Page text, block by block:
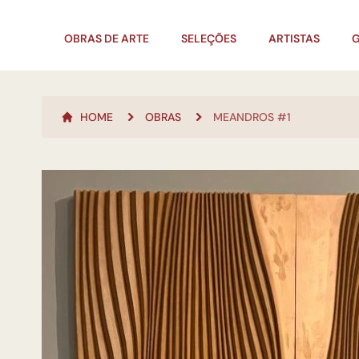
OBRAS DE ARTE SELEÇÕES ARTISTAS
HOME OBRAS MEANDROS #1